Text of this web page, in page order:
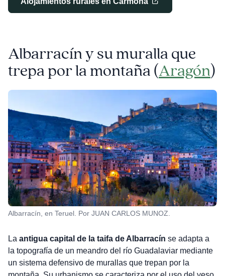
Albarracín y su muralla que
trepa por la montaña (Aragón)
Albarracín, en Teruel. Por JUAN CARLOS MUNOZ.
La antigua capital de la taifa de Albarracín se adapta a
la topografía de un meandro del río Guadalaviar mediante
un sistema defensivo de murallas que trepan por la